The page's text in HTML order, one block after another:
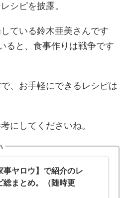
シピを披露。
ている鈴木亜美さんです
ると、食事作りは戦争です
、お手軽にできるレシピは
にしてくださいね。
事ヤロウ】で紹介のレ
総まとめ。（随時更